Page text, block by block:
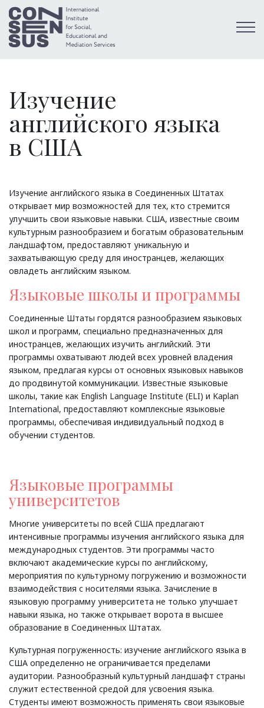
Изучение
английского языка
в США
Изучение английского языка в Соединенных Штатах
открывает мир возможностей для тех, кто стремится
улучшить свои языковые навыки. США, известные своим
культурным разнообразием и богатым образовательным
ландшафтом, предоставляют уникальную и
захватывающую среду для иностранцев, желающих
овладеть английским языком.
Языковые школы и программы
Соединенные Штаты гордятся разнообразием языковых
школ и программ, специально предназначенных для
иностранцев, желающих изучить английский. Эти
программы охватывают людей всех уровней владения
языком, предлагая курсы от основных языковых навыков
до продвинутой коммуникации. Известные языковые
школы, такие как English Language Institute (ELI) и Kaplan
International, предоставляют комплексные языковые
программы, обеспечивая индивидуальный подход в
обучении студентов.
Языковые программы
университетов
Многие университеты по всей США предлагают
интенсивные программы изучения английского языка для
международных студентов. Эти программы часто
включают академические курсы по английскому,
мероприятия по культурному погружению и возможности
взаимодействия с носителями языка. Зачисление в
языковую программу университета не только улучшает
навыки языка, но также открывает ворота в высшее
образование в Соединенных Штатах.
Культурная погруженность: изучение английского языка в
США определенно не ограничивается пределами
аудитории. Разнообразный культурный ландшафт страны
служит естественной средой для усвоения языка.
Студенты имеют возможность применять свои языковые